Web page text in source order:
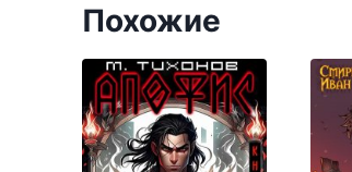
Похожие